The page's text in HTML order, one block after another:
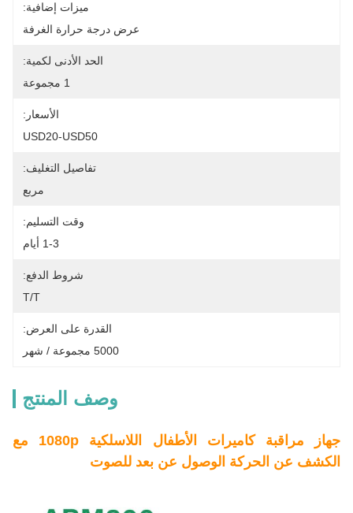
ميزات إضافية:
عرض درجة حرارة الغرفة
الحد الأدنى لكمية:
1 مجموعة
الأسعار:
USD20-USD50
تفاصيل التغليف:
مربع
وقت التسليم:
1-3 أيام
شروط الدفع:
T/T
القدرة على العرض:
5000 مجموعة / شهر
وصف المنتج
جهاز مراقبة كاميرات الأطفال اللاسلكية 1080p مع
الكشف عن الحركة الوصول عن بعد للصوت